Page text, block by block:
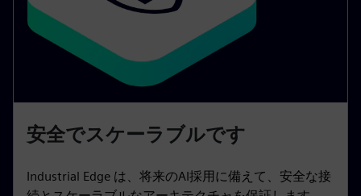
安全でスケーラブルです
Industrial Edge は、将来のAI採用に備えて、安全な接